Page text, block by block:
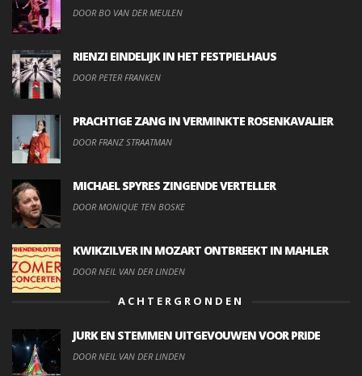
DOOR BO VAN DER MEULEN
RIENZI EINDELIJK IN HET FESTPIELHAUS
DOOR PETER FRANKEN
PRACHTIGE ZANG IN VERMINKTE ROSENKAVALIER
DOOR FRANZ STRAATMAN
MICHAEL SPYRES ZINGENDE VERTELLER
DOOR MONIQUE TEN BOSKE
KWIKZILVER IN MOZART ONTBREEKT IN MAHLER
DOOR NEIL VAN DER LINDEN
ACHTERGRONDEN
JURK EN STEMMEN UITGEVOUWEN VOOR PRIDE
DOOR NEIL VAN DER LINDEN